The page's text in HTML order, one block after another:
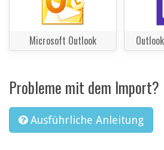
Microsoft Outlook
Probleme mit dem Import?
Ausführliche Anleitung